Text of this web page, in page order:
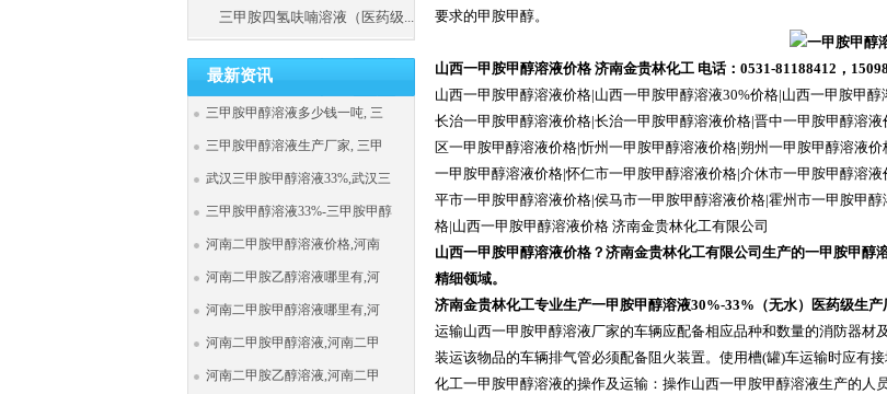
三甲胺四氢呋喃溶液（医药级...
最新资讯
三甲胺甲醇溶液多少钱一吨, 三
三甲胺甲醇溶液生产厂家, 三甲
武汉三甲胺甲醇溶液33%,武汉三
三甲胺甲醇溶液33%-三甲胺甲醇
河南二甲胺甲醇溶液价格,河南
河南二甲胺乙醇溶液哪里有,河
河南二甲胺甲醇溶液哪里有,河
河南二甲胺甲醇溶液,河南二甲
河南二甲胺乙醇溶液,河南二甲
要求的甲胺甲醇。
山西一甲胺甲醇溶液价格 济南金贵林化工 电话：0531-81188412，
山西一甲胺甲醇溶液价格|山西一甲胺甲醇溶液30%价格|山西一甲胺甲
长治一甲胺甲醇溶液价格|长治一甲胺甲醇溶液价格|晋中一甲胺甲醇溶
区一甲胺甲醇溶液价格|忻州一甲胺甲醇溶液价格|朔州一甲胺甲醇溶液
一甲胺甲醇溶液价格|怀仁市一甲胺甲醇溶液价格|介休市一甲胺甲醇溶
平市一甲胺甲醇溶液价格|侯马市一甲胺甲醇溶液价格|霍州市一甲胺甲
格|山西一甲胺甲醇溶液价格 济南金贵林化工有限公司
山西一甲胺甲醇溶液价格？济南金贵林化工有限公司生产的一甲胺甲
精细领域。
济南金贵林化工专业生产一甲胺甲醇溶液30%-33%（无水）医药级生
运输山西一甲胺甲醇溶液厂家的车辆应配备相应品种和数量的消防器材
装运该物品的车辆排气管必须配备阻火装置。使用槽(罐)车运输时应有
化工一甲胺甲醇溶液的操作及运输：操作山西一甲胺甲醇溶液生产的